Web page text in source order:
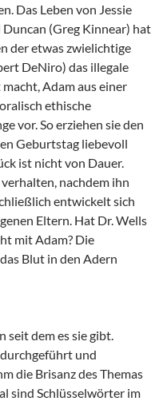
Das Leben von Jessie
Duncan (Greg Kinnear) hat
der etwas zwielichtige
DeNiro) das illegale
Adam aus einer
ethische
vor. So erziehen sie den
Geburtstag liebevoll
ist nicht von Dauer.
nachdem ihn
entwickelt sich
Eltern. Hat Dr. Wells
mit Adam? Die
Blut in den Adern
dem es sie gibt.
und
die Brisanz des Themas
sind Schlüsselwörter im